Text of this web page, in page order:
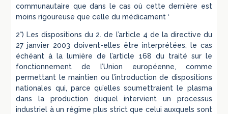
communautaire que dans le cas où cette dernière est
moins rigoureuse que celle du médicament ‘
2°) Les dispositions du 2. de l’article 4 de la directive du
27 janvier 2003 doivent-elles être interprétées, le cas
échéant à la lumière de l’article 168 du traité sur le
fonctionnement de l’Union européenne, comme
permettant le maintien ou l’introduction de dispositions
nationales qui, parce qu’elles soumettraient le plasma
dans la production duquel intervient un processus
industriel à un régime plus strict que celui auxquels sont